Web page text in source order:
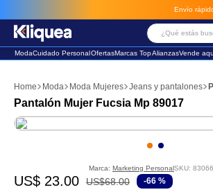
Envío rápido,
¿Qué estás
ModaCuidado PersonalOfertasMarcas TopAlianzasVende
Moda Moda Mujeres Jeans y pantalones
Pantalón Mujer Fucsia Mp 89017
Marca: Marketing PersonalSKU:
US$ 23.00 US$68.00 -66 %
2. sandalia